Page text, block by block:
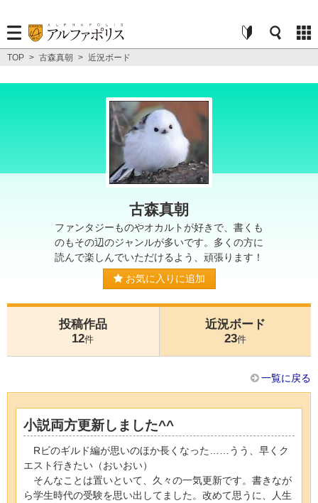
TOP > 古森真朝 > 近況ボード
古森真朝
ファンタジーものやオカルトが好きで、書くも
のもその辺のジャンルが多いです。多くの方に
読んで楽しんでいただけるよう、頑張ります！
お気に入りに追加
投稿作品
12件
近況ボード
23件
一覧に戻る
小説両方更新しました^^
Rビのギルド編が思いのほか長くなった……うう、早くク
エスト行きたい（おいおい）
そんなことは置いといて、久々の一気更新です。書きなが
ら学生時代の受験を思い出してました。改めて思うに、人生